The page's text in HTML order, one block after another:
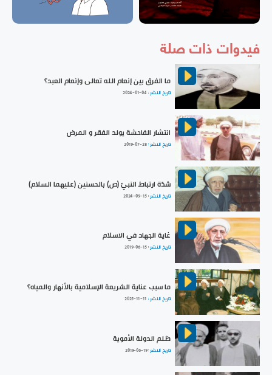
فيدوات ذات صلة
ما الفرق بين إنعام الله تعالى وإنعام العبد؟
تاريخ النشر : 2024-01-04
انتشار الفاحشة يولد الفقر و المرض
تاريخ النشر :2019-07-28
شدّة ارتباط النبيّ (ص) بالحسنين (عليهما السلام)
تاريخ النشر :2024-09-15
غاية الجهاد في الاسلام
تاريخ النشر :2019-06-15
ما سبب عناية الشريعة الإسلامية بالأنهار والمياه؟
تاريخ النشر : 2025-11-11
ظلم الدولة الأموية
تاريخ النشر :2019-06-19